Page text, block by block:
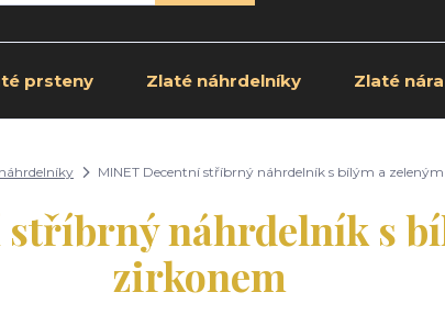
prsteny Zlaté náhrdelníky Zlaté
MINET Decentní stříbrný náhrdelník s bílým a
náhrdelník s
zirkonem